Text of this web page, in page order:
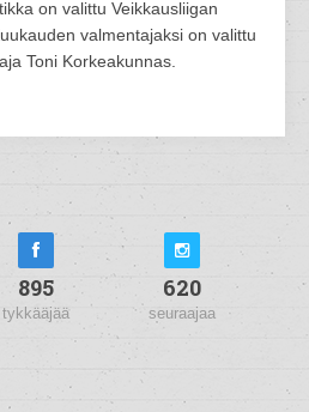
on valittu Veikkausliigan
valmentajaksi on valittu
Toni Korkeakunnas.
895
tykkääjää
620
seuraajaa